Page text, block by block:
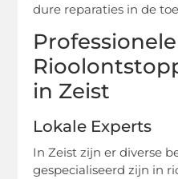
dure reparaties in de
Professionele
in Zeist
Lokale Experts
In Zeist zijn er diverse
gespecialiseerd zijn in